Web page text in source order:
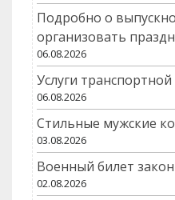
Подробно о
организовать
06.08.2026
Услуги
06.08.2026
Стильные мужские
03.08.2026
Военный билет
02.08.2026